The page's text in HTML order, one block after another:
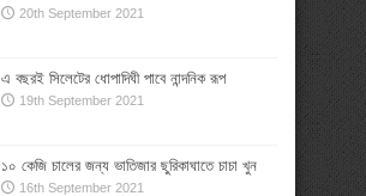
20th September 2021
এ বছরই সিলেটের ধোপাদিঘী পাবে নান্দনিক রূপ
19th September 2021
১০ কেজি চালের জন্য ভাতিজার ছুরিকাঘাতে চাচা খুন
16th September 2021